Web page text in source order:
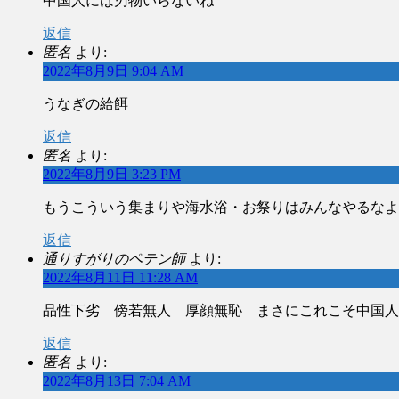
返信
匿名 より:
2022年8月9日 9:04 AM
うなぎの給餌
返信
匿名 より:
2022年8月9日 3:23 PM
もうこういう集まりや海水浴・お祭りはみんなやるな
返信
通りすがりのペテン師 より:
2022年8月11日 11:28 AM
品性下劣 傍若無人 厚顔無恥 まさにこれこそ中国
返信
匿名 より:
2022年8月13日 7:04 AM